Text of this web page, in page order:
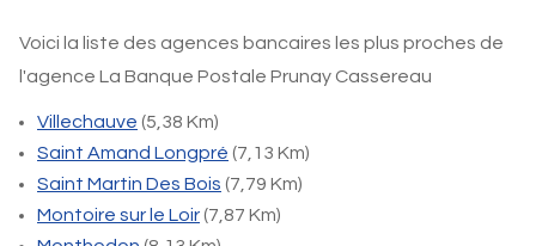
Voici la liste des agences bancaires les plus proches de
l'agence La Banque Postale Prunay Cassereau
Villechauve (5,38 Km)
Saint Amand Longpré (7,13 Km)
Saint Martin Des Bois (7,79 Km)
Montoire sur le Loir(7,87 Km)